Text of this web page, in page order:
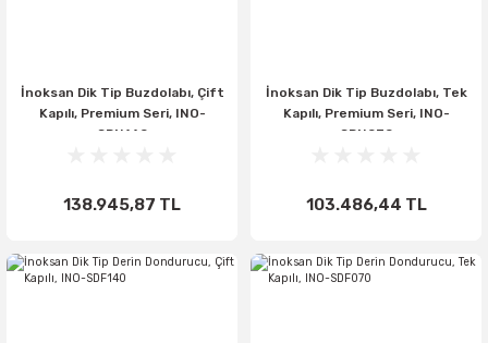
İnoksan Dik Tip Buzdolabı, Çift
Kapılı, Premium Seri, INO-
SDN140
138.945,87 TL
İnoksan Dik Tip Buzdolabı, Tek
Kapılı, Premium Seri, INO-
SDN070
103.486,44 TL